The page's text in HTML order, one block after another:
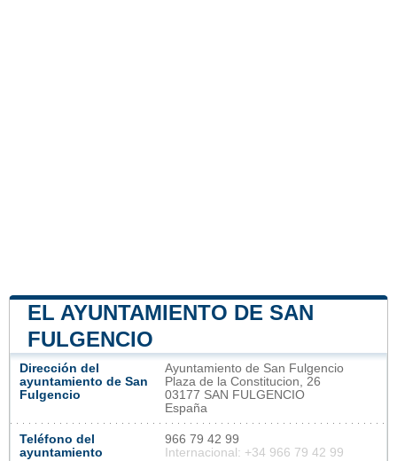
EL AYUNTAMIENTO DE SAN
FULGENCIO
Dirección del
ayuntamiento de San
Fulgencio
Ayuntamiento de San Fulgencio
Plaza de la Constitucion, 26
03177 SAN FULGENCIO
España
Teléfono del
ayuntamiento
966 79 42 99
Internacional: +34 966 79 42 99